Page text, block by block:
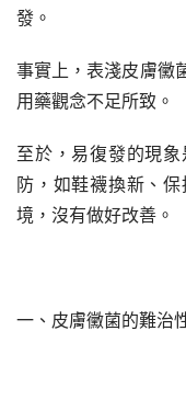
發。
事實上，表淺皮膚黴
用藥觀念不足所致。
至於，易復發的現
防，如鞋襪換新、
境，沒有做好改善。
一、皮膚黴菌的難治